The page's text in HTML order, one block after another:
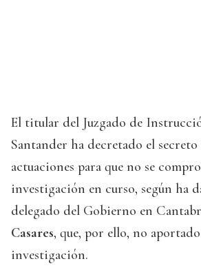
El titular del Juzgado de
Santander ha decretado el secreto
actuaciones para que no se
investigación en curso, según ha
delegado del Gobierno en
Casares, que, por ello, no
investigación.